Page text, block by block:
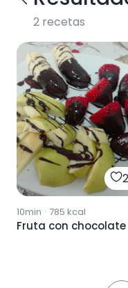
2 recetas
10min · 785 kcal
Fruta con chocolate